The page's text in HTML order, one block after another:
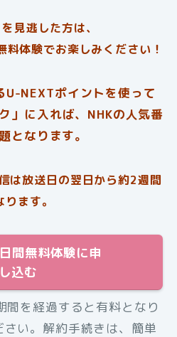
見逃した方は、
体験でお楽しみください！
U-NEXTポイントを使って
」に入れば、NHKの人気番
となります。
は放送日の翌日から約2週間
ります。
間無料体験に申
し込む
間を経過すると有料となり
い。解約手続きは、簡単